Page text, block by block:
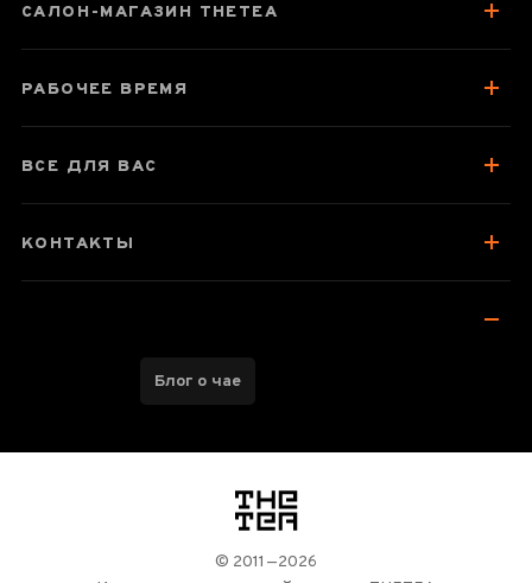
САЛОН-МАГАЗИН THETEA
РАБОЧЕЕ ВРЕМЯ
ВСЕ ДЛЯ ВАС
КОНТАКТЫ
Блог о чае
логотип
© 2011—2026